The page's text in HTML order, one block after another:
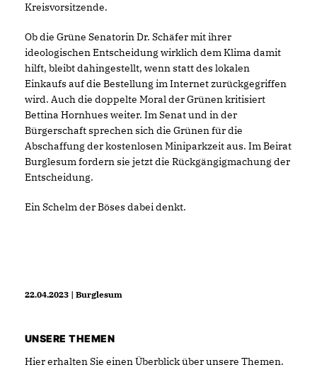
Kreisvorsitzende.
Ob die Grüne Senatorin Dr. Schäfer mit ihrer
ideologischen Entscheidung wirklich dem Klima damit
hilft, bleibt dahingestellt, wenn statt des lokalen
Einkaufs auf die Bestellung im Internet zurückgegriffen
wird. Auch die doppelte Moral der Grünen kritisiert
Bettina Hornhues weiter. Im Senat und in der
Bürgerschaft sprechen sich die Grünen für die
Abschaffung der kostenlosen Miniparkzeit aus. Im Beirat
Burglesum fordern sie jetzt die Rückgängigmachung der
Entscheidung.
Ein Schelm der Böses dabei denkt.
22.04.2023 | Burglesum
UNSERE THEMEN
Hier erhalten Sie einen Überblick über unsere Themen.